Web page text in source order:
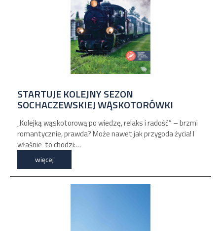
STARTUJE KOLEJNY SEZON
SOCHACZEWSKIEJ WĄSKOTORÓWKI
„Kolejką wąskotorową po wiedzę, relaks i radość” – brzmi
romantycznie, prawda? Może nawet jak przygoda życia! I
właśnie to chodzi:…
więcej